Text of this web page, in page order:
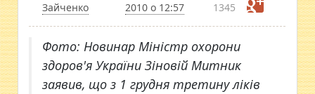
Зайченко
2010 о 12:57
1345
Фото: Новинар Міністр охорони
здоров'я України Зіновій Митник
заявив, що з 1 грудня третину ліків